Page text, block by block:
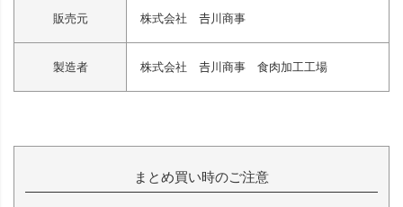
販売元 株式会社 𠮷川商事
製造者 株式会社 𠮷川商事 食肉加工工場
まとめ買い時のご注意